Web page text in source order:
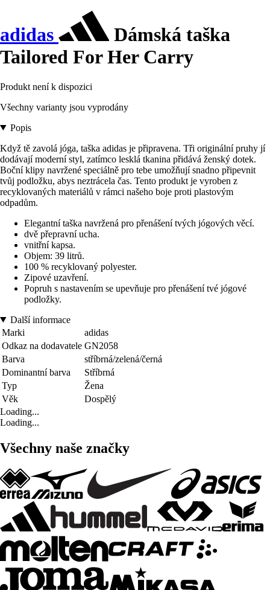
adidas
Dámská taška
Tailored For Her Carry
Produkt není k dispozici
Všechny varianty jsou vyprodány
Popis
Když tě zavolá jóga, taška adidas je připravena. Tři originální pruhy jí
dodávají moderní styl, zatímco lesklá tkanina přidává ženský dotek.
Boční klipy navržené speciálně pro tebe umožňují snadno připevnit
tvůj podložku, abys neztrácela čas. Tento produkt je vyroben z
recyklovaných materiálů v rámci našeho boje proti plastovým
odpadům.
Elegantní taška navržená pro přenášení tvých jógových věcí.
dvě přepravní ucha.
vnitřní kapsa.
Objem: 39 litrů.
100 % recyklovaný polyester.
Zipové uzavření.
Popruh s nastavením se upevňuje pro přenášení tvé jógové
podložky.
Další informace
Marki
adidas
Odkaz na dodavatele GN2058
Barva
stříbrná/zelená/černá
Dominantní barva
Stříbrná
Typ
Žena
Věk
Dospělý
Loading...
Loading...
Všechny naše značky